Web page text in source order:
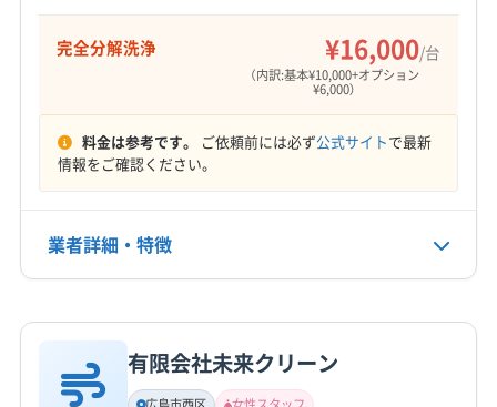
定休日
電話番号
080-3877-7998
公式サイトを見る
完全分解洗浄 ¥16,000/台
（内訳:基本¥10,000+オプション
¥6,000）
料金は参考です。 ご依頼前には必ず公式サイトで最新
情報をご確認ください。
業者詳細・特徴
基本情報
代表者名
有限会社未来クリーン